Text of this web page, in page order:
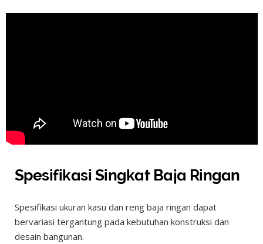
Spesifikasi Singkat Baja Ringan
Spesifikasi ukuran kasu dan reng baja ringan dapat
bervariasi tergantung pada kebutuhan konstruksi dan
desain bangunan.